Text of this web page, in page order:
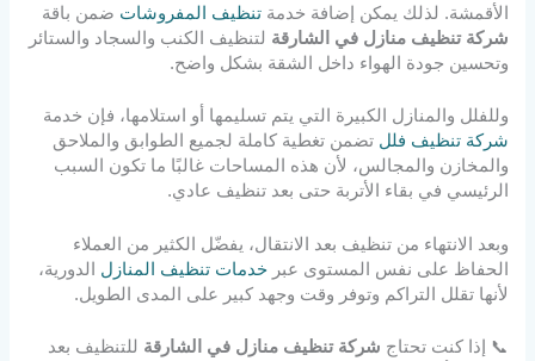
الأقمشة. لذلك يمكن إضافة خدمةتنظيف المفروشات ضمن باقة
شركة تنظيف منازل في الشارقة لتنظيف الكنب والسجاد والستائر
وتحسين جودة الهواء داخل الشقة بشكل واضح.
وللفلل والمنازل الكبيرة التي يتم تسليمها أو استلامها، فإن خدمة
شركة تنظيف فلل تضمن تغطية كاملة لجميع الطوابق والملاحق
والمخازن والمجالس، لأن هذه المساحات غالبًا ما تكون السبب
الرئيسي في بقاء الأتربة حتى بعد تنظيف عادي.
وبعد الانتهاء من تنظيف بعد الانتقال، يفضّل الكثير من العملاء
الحفاظ على نفس المستوى عبرخدمات تنظيف المنازل الدورية،
لأنها تقلل التراكم وتوفر وقت وجهد كبير على المدى الطويل.
📞 إذا كنت تحتاج شركة تنظيف منازل في الشارقة للتنظيف بعد